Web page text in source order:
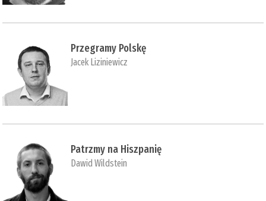
Przegramy Polskę
Jacek Liziniewicz
Patrzmy na Hiszpanię
Dawid Wildstein